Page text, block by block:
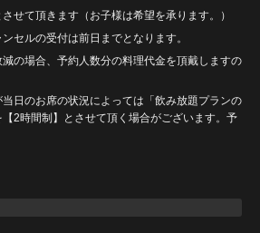
せて頂きます（お子様は希望を承ります。）
セルの受付は前日までとなります。
減の場合、予約人数分の料理代金を頂戴しますの
当日のお席の状況によっては「飲み放題プランの
2時間制】とさせて頂く場合がございます。予